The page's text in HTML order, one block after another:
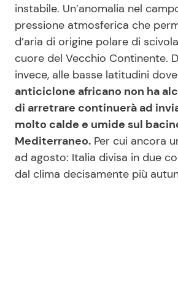
instabile. Un’anomalia nel
pressione atmosferica che
d’aria di origine polare di
cuore del Vecchio Continente.
invece, alle basse latitudini
anticiclone africano non ha
di arretrare continuerà ad
molto calde e umide sul
Mediterraneo. Per cui ancora
ad agosto: Italia divisa in due
dal clima decisamente più